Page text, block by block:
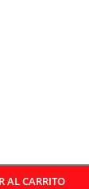
AL CARRITO